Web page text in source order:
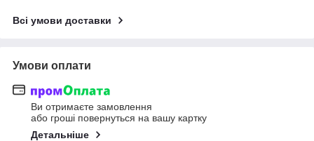
Всі умови доставки
Умови оплати
Ви отримаєте замовлення
або гроші повернуться на вашу картку
Детальніше